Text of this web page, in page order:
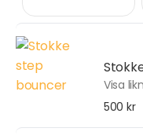
Visa
500 kr